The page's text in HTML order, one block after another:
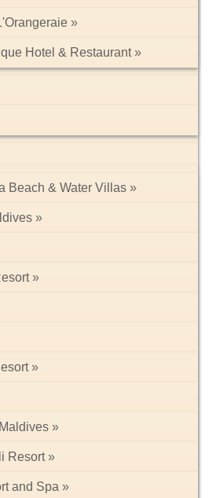
Hotel & Restaurant
Beach & Water Villas
Resort
and Spa